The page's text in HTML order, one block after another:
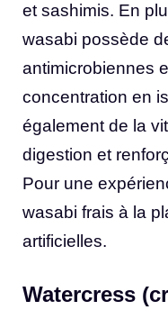
et sashimis. En
wasabi possède
antimicrobiennes
concentration en
également de la
digestion et
Pour une
wasabi frais à la
artificielles.
Watercress